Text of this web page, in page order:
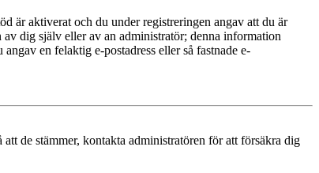
är aktiverat och du under registreringen angav att du är
dig själv eller av an administratör; denna information
en felaktig e-postadress eller så fastnade e-
de stämmer, kontakta administratören för att försäkra dig